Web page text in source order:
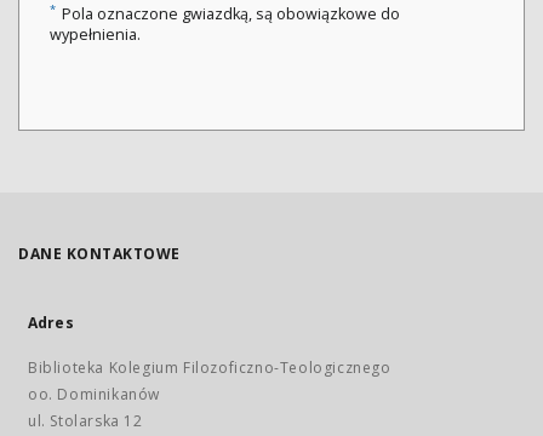
* Pola oznaczone gwiazdką, są obowiązkowe do
wypełnienia.
DANE KONTAKTOWE
Adres
Biblioteka Kolegium Filozoficzno-Teologicznego
oo. Dominikanów
ul. Stolarska 12